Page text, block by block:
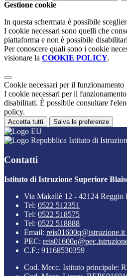
Gestione cookie
In questa schermata è possibile
I cookie necessari sono quelli che
piattaforma e non è possibile
Per conoscere quali sono i cookie
visionare la COOKIE POLICY.
Cookie necessari per il funzionamento
I cookie necessari per il
disabilitati. È possibile consultare
policy.
Accetta tutti Salva le preferenze
Istituto di
Contatti
Istituto di Istruzione Superiore
Via Makallè 12 - 42124 Reggio
Tel: 0522 512351
Tel: 0522 518575
Tel: 0522 518888
Email: reis01600q@istruzione.it
PEC:
C.F.: 91168530359
Cod. Mecc. Istituto principale: